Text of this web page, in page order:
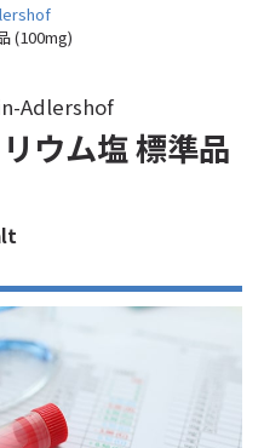
(100mg)
Adlershof
ウム塩 標準品